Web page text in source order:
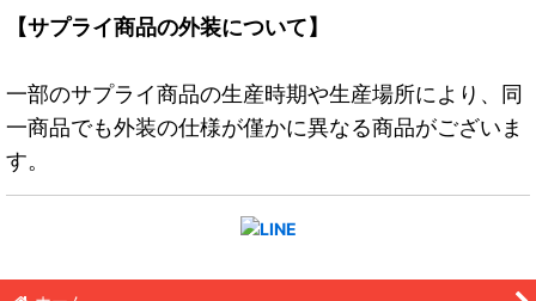
【サプライ商品の外装について】
一部のサプライ商品の生産時期や生産場所により、同
一商品でも外装の仕様が僅かに異なる商品がございま
す。